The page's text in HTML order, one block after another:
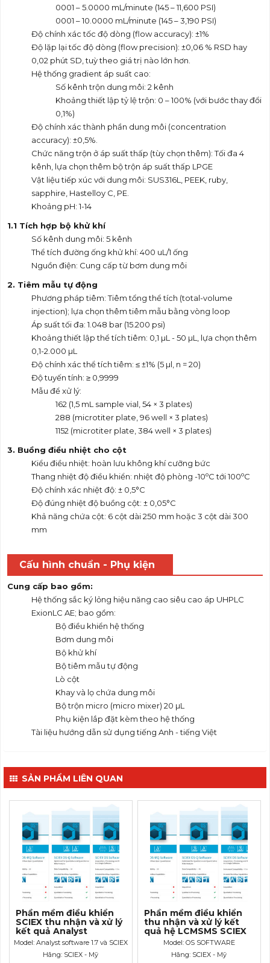
0001 – 5.0000 mL/minute (145 – 11,600 PSI)
0001 – 10.0000 mL/minute (145 – 3,190 PSI)
Độ chính xác tốc độ dòng (flow accuracy): ±1%
Độ lặp lại tốc độ dòng (flow precision): ±0,06 % RSD hay
0,02 phút SD, tuỳ theo giá trị nào lớn hơn.
Hệ thống gradient áp suất cao:
Số kênh trộn dung môi: 2 kênh
Khoảng thiết lập tỷ lệ trộn: 0 – 100% (với bước thay đổi
0,1%)
Độ chính xác thành phần dung môi (concentration
accuracy): ±0,5%.
Chức năng trộn ở áp suất thấp (tùy chọn thêm): Tối đa 4
kênh, lựa chọn thêm bộ trộn áp suất thấp LPGE
Vật liệu tiếp xúc với dung môi: SUS316L, PEEK, ruby,
sapphire, Hastelloy C, PE.
Khoảng pH: 1-14
1.1 Tích hợp bộ khử khí
Số kênh dung môi: 5 kênh
Thể tích đường ống khử khí: 400 uL/1 ống
Nguồn điện: Cung cấp từ bơm dung môi
2. Tiêm mẫu tự động
Phương pháp tiêm: Tiêm tổng thể tích (total-volume
injection); lựa chọn thêm tiêm mẫu bằng vòng loop
Áp suất tối đa: 1.048 bar (15.200 psi)
Khoảng thiết lập thể tích tiêm: 0,1 µL - 50 µL, lựa chọn thêm
0,1-2.000 µL
Độ chính xác thể tích tiêm: ≤ ±1% (5 µl, n = 20)
Độ tuyến tính: ≥ 0,9999
Mẫu để xử lý:
162 (1,5 mL sample vial, 54 × 3 plates)
288 (microtiter plate, 96 well × 3 plates)
1152 (microtiter plate, 384 well × 3 plates)
3. Buồng điều nhiệt cho cột
Kiểu điều nhiệt: hoàn lưu không khí cưỡng bức
Thang nhiệt độ điều khiển: nhiệt độ phòng -10oC tới 100oC
Độ chính xác nhiệt độ: ± 0,5°C
Độ đúng nhiệt độ buồng cột: ± 0,05°C
Khả năng chứa cột: 6 cột dài 250 mm hoặc 3 cột dài 300
mm
Cấu hình chuẩn - Phụ kiện
Cung cấp bao gồm:
Hệ thống sắc ký lỏng hiệu năng cao siêu cao áp UHPLC
ExionLC AE; bao gồm:
Bộ điều khiển hệ thống
Bơm dung môi
Bộ khử khí
Bộ tiêm mẫu tự động
Lò cột
Khay và lọ chứa dung môi
Bộ trộn micro (micro mixer) 20 µL
Phụ kiện lắp đặt kèm theo hệ thống
Tài liệu hướng dẫn sử dụng tiếng Anh - tiếng Việt
SẢN PHẨM LIÊN QUAN
Phần mềm điều khiển
SCIEX thu nhận và xử lý
kết quả Analyst
software 1.7 và SCIEX
OS-MQ 3.1
Model: Analyst software 1.7 và SCIEX
OS-MQ 3.1
Hãng: SCIEX - Mỹ
Phần mềm điều khiển
thu nhận và xử lý kết
quả hệ LCMSMS SCIEX
OS SOFTWARE
Model: OS SOFTWARE
Hãng: SCIEX - Mỹ